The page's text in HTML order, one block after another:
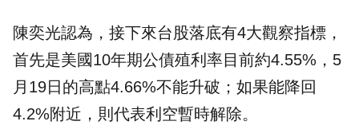
陳奕光認為，接下來台股落底有4大觀察指標，
首先是美國10年期公債殖利率目前約4.55%，5
月19日的高點4.66%不能升破；如果能降回
4.2%附近，則代表利空暫時解除。